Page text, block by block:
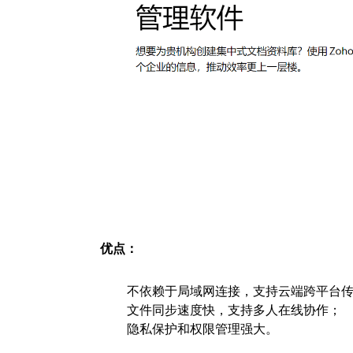
优点：
不依赖于局域网连接，支持云端跨平台
文件同步速度快，支持多人在线协作；
隐私保护和权限管理强大。